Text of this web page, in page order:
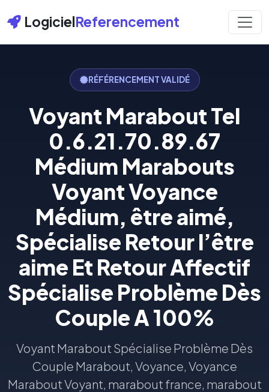
LogicielReferencement
RÉFÉRENCEMENT VALIDÉ
Voyant Marabout Tel
0.6.21.70.89.67
Médium Marabouts
Voyant Voyance
Médium, être aimé,
Spécialise Retour l’être
aime Et Retour Affectif
Spécialise Problème Dès
Couple A 100%
Voyant Marabout Spécialise Problème Dès
Couple Marabout, Voyance, Voyance
Marabout Voyant, marabout france, marabout